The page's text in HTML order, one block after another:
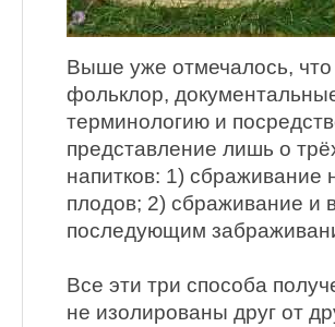
Выше уже отмечалось,
фольклор,
терминологию и
представление лишь о
напитков: 1) сбраживание
плодов; 2) сбраживание и
последующим
Все эти три способа
не изолированы друг от